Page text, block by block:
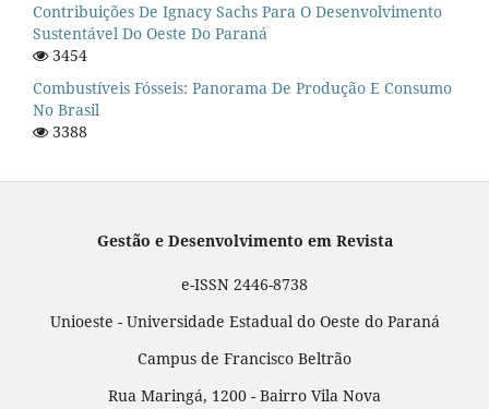
Contribuições De Ignacy Sachs Para O Desenvolvimento
Sustentável Do Oeste Do Paraná
3454
Combustíveis Fósseis: Panorama De Produção E Consumo
No Brasil
3388
Gestão e Desenvolvimento em Revista
e-ISSN 2446-8738
Unioeste - Universidade Estadual do Oeste do Paraná
Campus de Francisco Beltrão
Rua Maringá, 1200 - Bairro Vila Nova